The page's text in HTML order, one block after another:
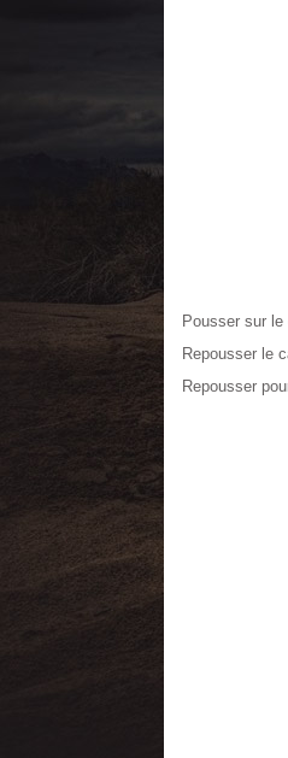
Pousser sur
Repousser le
Repousser